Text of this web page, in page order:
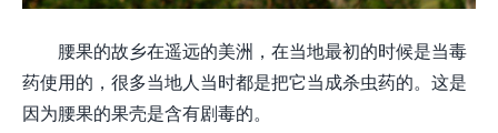
腰果的故乡在遥远的美洲，在当地最初的时候是当毒
药使用的，很多当地人当时都是把它当成杀虫药的。这是
因为腰果的果壳是含有剧毒的。